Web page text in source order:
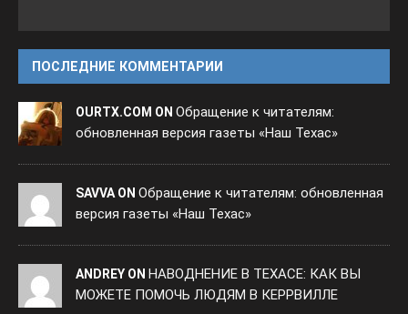
ПОСЛЕДНИЕ КОММЕНТАРИИ
OURTX.COM ON Обращение к читателям:
обновленная версия газеты «Наш Техас»
SAVVA ON Обращение к читателям: обновленная
версия газеты «Наш Техас»
ANDREY ON НАВОДНЕНИЕ В ТЕХАСЕ: КАК ВЫ
МОЖЕТЕ ПОМОЧЬ ЛЮДЯМ В КЕРРВИЛЛЕ